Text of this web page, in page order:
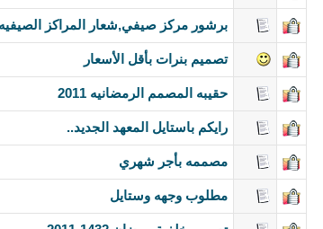
برشور مركز صيفي,شعار المراكز الصيفيه 2011 تصميم تك ديزاين
تصميم بنرات بأقل الأسعار
حقيبه المصمم الرمضانيه 2011
رايكم باستايل المعهد الجديد..
مصممه بأجر شهري
مطلوب وجهه وستايل